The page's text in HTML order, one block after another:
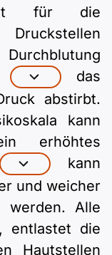
für die
das
abstirbt.
kann
erhöhtes
kann
und weicher
werden. Alle
entlastet die
Hautstellen